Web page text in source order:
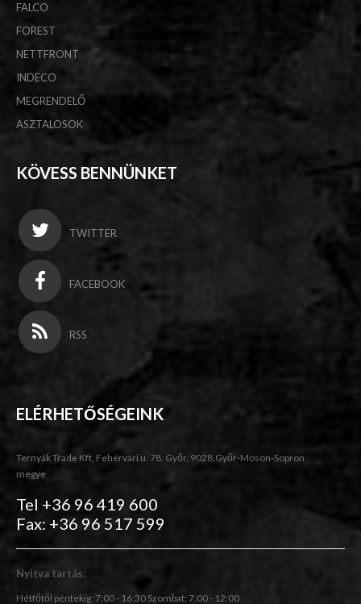
FALCO
FOREST
NETTFRONT
INDECO
MEGRENDELŐ
ASZTALOSOK
KÖVESS BENNÜNKET
TWITTER
FACEBOOK
RSS
ELÉRHETŐSÉGEINK
Ternyák Trade Kft, Fehérvári u. 78. Győr, 9028,Győr-Moson-Sopron
megye
Tel +36 96 419 600
Fax: +36 96 517 599
Nyitva tartás:
Hétfőtől péntekig: 7:00 - 16:30 Szombat: 7:00 - 12:00